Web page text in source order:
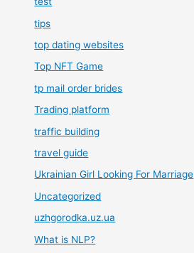
tips
top dating websites
Top NFT Game
tp mail order brides
Trading platform
traffic building
travel guide
Ukrainian Girl Looking For Marriage
Uncategorized
uzhgorodka.uz.ua
What is NLP?